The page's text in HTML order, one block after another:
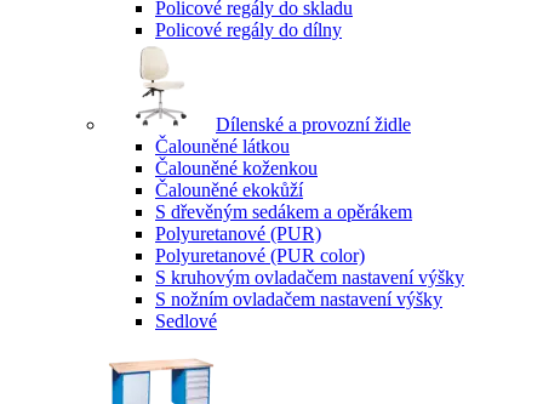
Policové regály do skladu
Policové regály do dílny
Dílenské a provozní židle
Čalouněné látkou
Čalouněné koženkou
Čalouněné ekokůží
S dřevěným sedákem a opěrákem
Polyuretanové (PUR)
Polyuretanové (PUR color)
S kruhovým ovladačem nastavení výšky
S nožním ovladačem nastavení výšky
Sedlové